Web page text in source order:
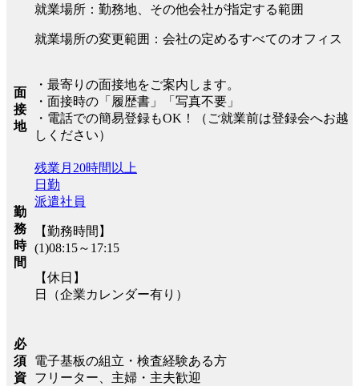
就業場所：勤務地、その他会社が指定する範囲
就業場所の変更範囲：会社の定めるすべてのオフィス
面
接
地
・最寄りの面接地をご案内します。
・面接時の「履歴書」「写真不要」
・電話での簡易登録もOK！（ご就業前は登録会へお越
しください）
勤
務
時
間
残業月20時間以上
日勤
派遣社員
【勤務時間】
(1)08:15～17:15
【休日】
日（企業カレンダー有り）
必
須
資
電子基板の組立・検査経験ある方
フリーター、主婦・主夫歓迎